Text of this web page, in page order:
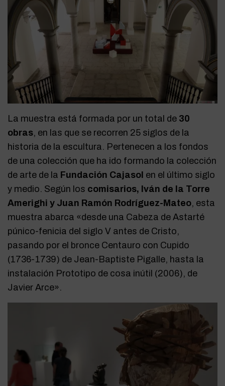
La muestra está formada por un total de 30
obras, en las que se recorren 25 siglos de la
historia de la escultura. Pertenecen a los fondos
de una colección que ha ido formando la colección
de arte de la Fundación Cajasol en el último siglo
y medio. Según los comisarios, Iván de la Torre
Amerighi y Juan Ramón Rodríguez-Mateo, esta
muestra abarca «desde una Cabeza de Astarté
púnico-fenicia del siglo V antes de Cristo,
pasando por el bronce Centauro con Cupido
(1736-1739) de Jean-Baptiste Pigalle, hasta la
instalación Prototipo de cosa inútil (2006), de
Javier Arce».